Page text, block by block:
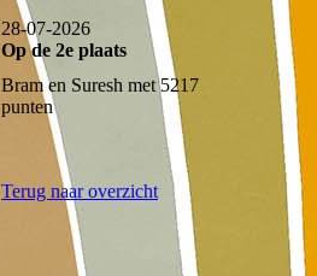
28-07-2026
Op de 2e plaats
Bram en Suresh met 5217
punten
Terug naar overzicht